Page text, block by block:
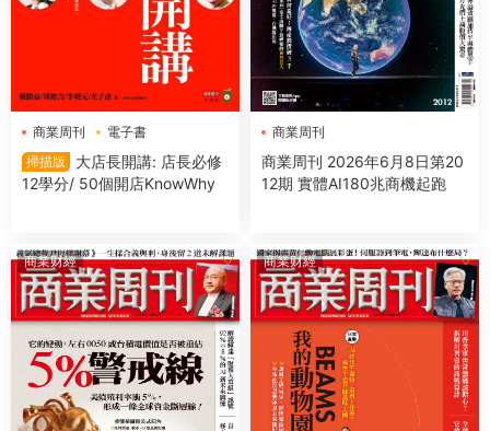
商業周刊
電子書
掃描版
大店長開講: 店長必修
12學分/ 50個開店KnowWhy
商業周刊
商業周刊 2026年6月8日第20
12期 實體AI180兆商機起跑
商業财經 商業财經